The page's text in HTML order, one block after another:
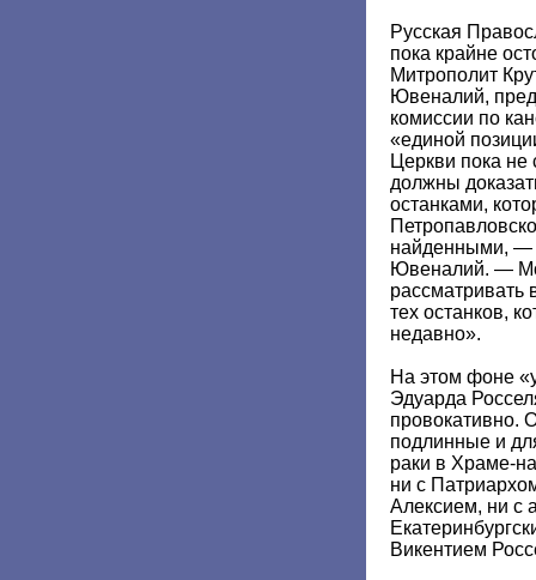
Русская
пока крайне
Митрополит
Ювеналий,
комиссии по
«единой
Церкви пока
должны
останками,
найденными, —
Ювеналий. —
рассматривать
тех останков,
недавно».
На этом фоне
Эдуарда
провокативно.
подлинные и
раки в Храме-
ни с
Алексием, ни с
Викентием